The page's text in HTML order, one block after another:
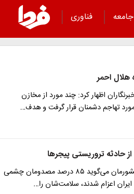
فناوری
اظهار کرد: چند مورد از مخازن
تهاجم دشمنان قرار گرفت و هدف…
حادثه تروریستی پیجرها
رئیس جمعیت هلال احمر کشورمان می‌گوید ۸۵ درصد مصدومان چشمی
اعزام شدند، سلامت‌شان را…